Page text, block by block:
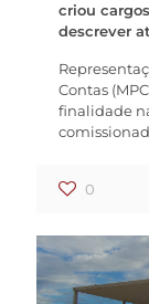
criou
descrever
Contas
finalidade
0